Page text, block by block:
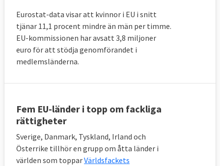
Eurostat-data visar att kvinnor i EU i snitt
tjänar 11,1 procent mindre än män per timme.
EU-kommissionen har avsatt 3,8 miljoner
euro för att stödja genomförandet i
medlemsländerna.
Fem EU-länder i topp om fackliga
rättigheter
Sverige, Danmark, Tyskland, Irland och
Österrike tillhör en grupp om åtta länder i
världen som topparVärldsfackets